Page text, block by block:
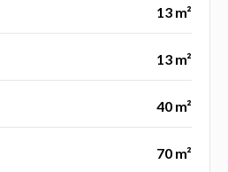
13 m²
13 m²
40 m²
70 m²